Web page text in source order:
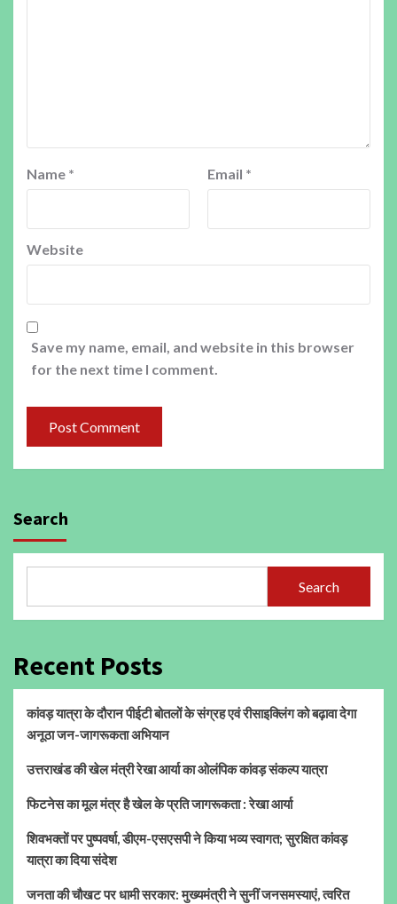
Name * Email *
Website
Save my name, email, and website in this browser
for the next time I comment.
Search
Search
Recent Posts
कांवड़ यात्रा के दौरान पीईटी बोतलों के संग्रह एवं रीसाइक्लिंग को बढ़ावा देगा
अनूठा जन-जागरूकता अभियान
उत्तराखंड की खेल मंत्री रेखा आर्या का ओलंपिक कांवड़ संकल्प यात्रा
फिटनेस का मूल मंत्र है खेल के प्रति जागरूकता : रेखा आर्या
शिवभक्तों पर पुष्पवर्षा, डीएम-एसएसपी ने किया भव्य स्वागत; सुरक्षित कांवड़
यात्रा का दिया संदेश
जनता की चौखट पर धामी सरकार: मुख्यमंत्री ने सुनीं जनसमस्याएं, त्वरित